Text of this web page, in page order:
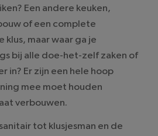
Een andere keuken,
of een complete
maar waar ga je
bij alle doe-het-zelf zaken of
in? Er zijn een hele hoop
mee moet houden
verbouwen.
tot klusjesman en de